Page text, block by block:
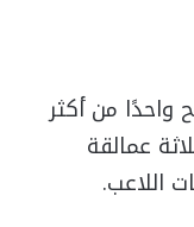
واحدًا من أكثر
عمالقة
اللاعب.